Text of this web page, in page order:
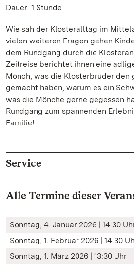
Dauer: 1 Stunde
Wie sah der Klosteralltag im
vielen weiteren Fragen gehen
dem Rundgang durch die
Zeitreise berichtet ihnen eine
Mönch, was die Klosterbrüder den
gemacht haben, warum es ein
was die Mönche gerne gegessen
Rundgang zum spannenden
Familie!
Service
Alle Termine dieser
Sonntag, 4. Januar 2026 | 14:30
Sonntag, 1. Februar 2026 | 14:30
Sonntag, 1. März 2026 | 13:30 Uhr